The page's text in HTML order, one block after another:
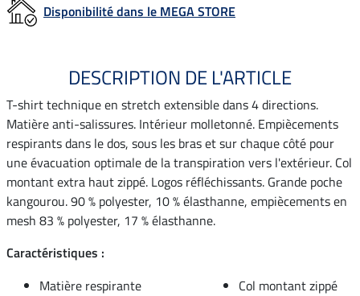
Disponibilité dans le MEGA STORE
DESCRIPTION DE L'ARTICLE
T-shirt technique en stretch extensible dans 4 directions.
Matière anti-salissures. Intérieur molletonné. Empiècements
respirants dans le dos, sous les bras et sur chaque côté pour
une évacuation optimale de la transpiration vers l'extérieur. Col
montant extra haut zippé. Logos réfléchissants. Grande poche
kangourou. 90 % polyester, 10 % élasthanne, empiècements en
mesh 83 % polyester, 17 % élasthanne.
Caractéristiques :
Matière respirante
Col montant zippé